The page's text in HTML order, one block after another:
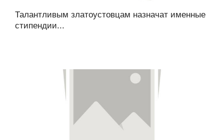
Талантливым златоустовцам назначат именные
стипендии...